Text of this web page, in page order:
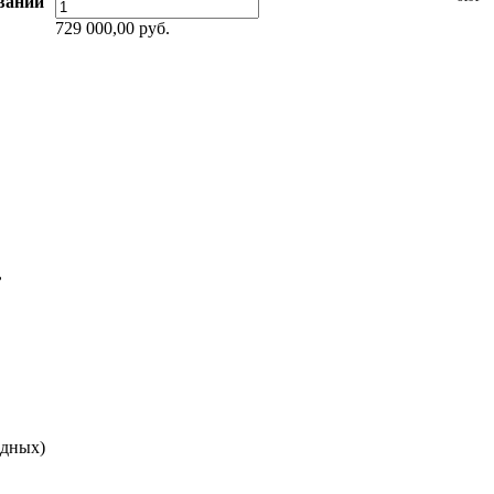
729 000,00 руб.